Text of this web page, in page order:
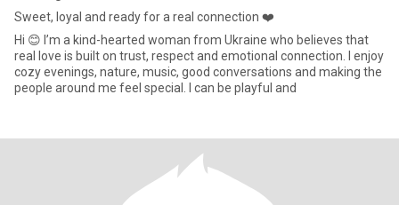
Sweet, loyal and ready for a real connection ❤️
Hi 😊 I’m a kind-hearted woman from Ukraine who believes that
real love is built on trust, respect and emotional connection. I enjoy
cozy evenings, nature, music, good conversations and making the
people around me feel special. I can be playful and